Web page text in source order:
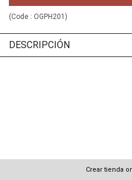
(Code : OGPH201 )
DESCRIPCIÓN
Crear tienda